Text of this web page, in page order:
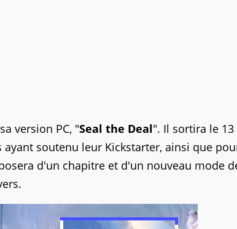
version PC, "Seal the Deal". Il sortira le 13
soutenu leur Kickstarter, ainsi que
d'un chapitre et d'un nouveau mode